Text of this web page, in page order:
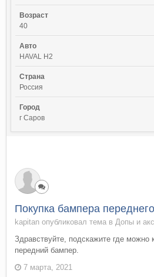
Возраст
40
Авто
HAVAL H2
Страна
Россия
Город
г Саров
Покупка бампера переднего
kapitan опубликовал тема в Допы и
Здравствуйте, подскажите где можно
передний бампер.
7 марта, 2021